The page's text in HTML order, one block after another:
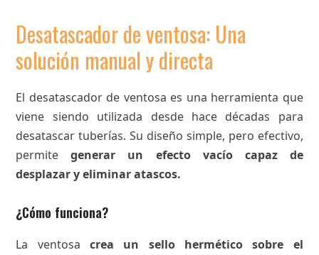
Desatascador de ventosa: Una
solución manual y directa
El desatascador de ventosa es una herramienta que
viene siendo utilizada desde hace décadas para
desatascar tuberías. Su diseño simple, pero efectivo,
permitegenerar un efecto vacío capaz de
desplazar y eliminar atascos.
¿Cómo funciona?
La ventosacrea un sello hermético sobre el